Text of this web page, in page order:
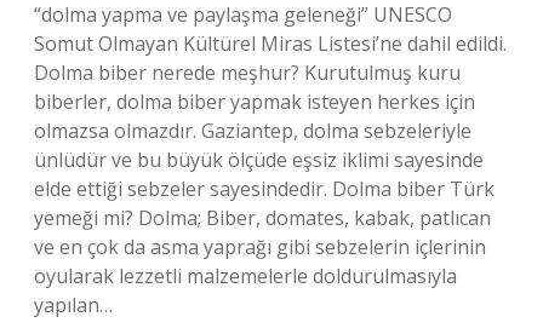
“dolma yapma ve paylaşma geleneği” UNESCO
Somut Olmayan Kültürel Miras Listesi’ne dahil edildi.
Dolma biber nerede meşhur? Kurutulmuş kuru
biberler, dolma biber yapmak isteyen herkes için
olmazsa olmazdır. Gaziantep, dolma sebzeleriyle
ünlüdür ve bu büyük ölçüde eşsiz iklimi sayesinde
elde ettiği sebzeler sayesindedir. Dolma biber Türk
yemeği mi? Dolma; Biber, domates, kabak, patlıcan
ve en çok da asma yaprağı gibi sebzelerin içlerinin
oyularak lezzetli malzemelerle doldurulmasıyla
yapılan…